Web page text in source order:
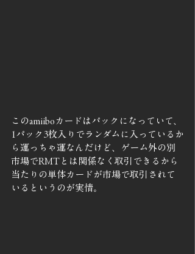
このamiiboカードはパックになっていて、
1パック3枚入りでランダムに入っているか
ら運っちゃ運なんだけど、ゲーム外の別
市場でRMTとは関係なく取引できるから
当たりの単体カードが市場で取引されて
いるというのが実情。